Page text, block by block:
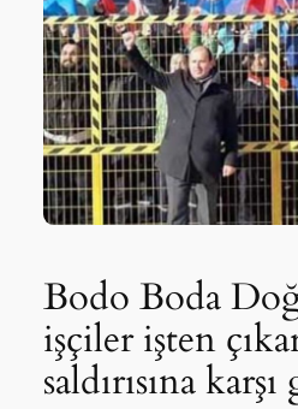
Bodo Boda
işçiler işten
saldırısına